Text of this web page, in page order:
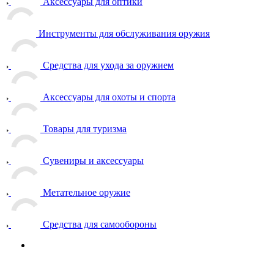
Инструменты для обслуживания оружия
Средства для ухода за оружием
Аксессуары для охоты и спорта
Товары для туризма
Сувениры и аксессуары
Метательное оружие
Средства для самообороны